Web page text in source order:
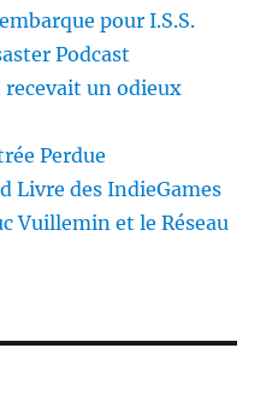
pour I.S.S.
Podcast
recevait un odieux
Perdue
Livre des IndieGames
Vuillemin et le Réseau